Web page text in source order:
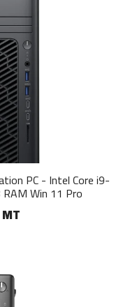
PC - Intel Core i9-
Win 11 Pro